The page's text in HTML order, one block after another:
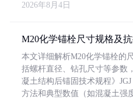
2026年8月4日
M20化学锚栓尺寸规格及
本文详细解析M20化学锚栓的
括螺杆直径、钻孔尺寸等参数
凝土结构后锚固技术规程》
方法和典型数值（如混凝土强